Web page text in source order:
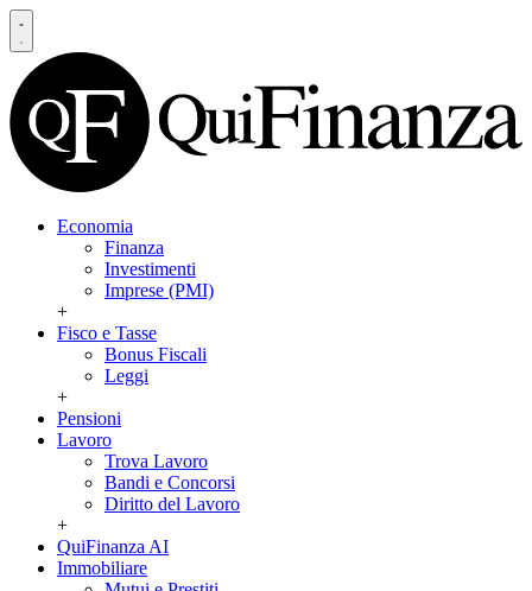
Economia
Finanza
Investimenti
Imprese (PMI)
+
Fisco e Tasse
Bonus Fiscali
Leggi
+
Pensioni
Lavoro
Trova Lavoro
Bandi e Concorsi
Diritto del Lavoro
+
QuiFinanza AI
Immobiliare